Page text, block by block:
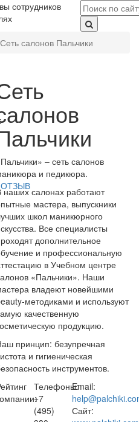
сотрудников
Сеть салонов Пальчики
– сеть салонов
и педикюра.
наших салонах работают
мастера, выпускники
школ маникюрного
Все специалисты
дополнительное
и профессиональную
в Учебном центре
«Пальчики». Наши
владеют новейшими
методиками и используют
качественную
продукцию.
принцип: безупречная
и гигиеническая
инструментов.
Телефоны:
+7
(495)
Email:
Сайт: